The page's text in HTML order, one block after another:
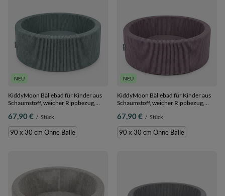
NEU
KiddyMoon Bällebad für Kinder aus
Schaumstoff, weicher Rippbezug,
sicheres Spielzeug, waschbar, Grün:
Ohne Bälle, 90 x 30 cm Ohne Bälle
67,90 € / Stück
90 x 30 cm Ohne Bälle
NEU
KiddyMoon Bällebad für Kinder aus
Schaumstoff, weicher Rippbezug,
sicheres Spielzeug, waschbar, Violett:
Ohne Bälle, 90 x 30 cm Ohne Bälle
67,90 € / Stück
90 x 30 cm Ohne Bälle